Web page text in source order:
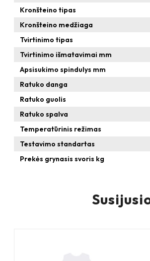
Kronšteino tipas
Kronšteino medžiaga
Tvirtinimo tipas
Tvirtinimo išmatavimai mm
Apsisukimo spindulys mm
Ratuko danga
Ratuko guolis
Ratuko spalva
Temperatūrinis režimas
Testavimo standartas
Prekės grynasis svoris kg